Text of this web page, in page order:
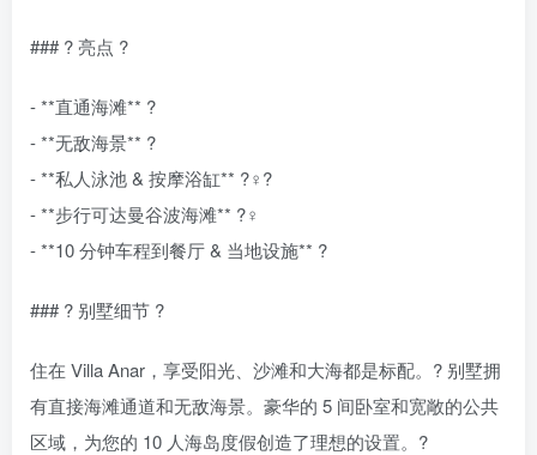
### ? 亮点 ?
- **直通海滩** ?
- **无敌海景** ?
- **私人泳池 & 按摩浴缸** ?‍♀️?
- **步行可达曼谷波海滩** ?‍♀️
- **10 分钟车程到餐厅 & 当地设施** ?
### ? 别墅细节 ?
住在 Villa Anar，享受阳光、沙滩和大海都是标配。?️ 别墅拥
有直接海滩通道和无敌海景。豪华的 5 间卧室和宽敞的公共
区域，为您的 10 人海岛度假创造了理想的设置。?